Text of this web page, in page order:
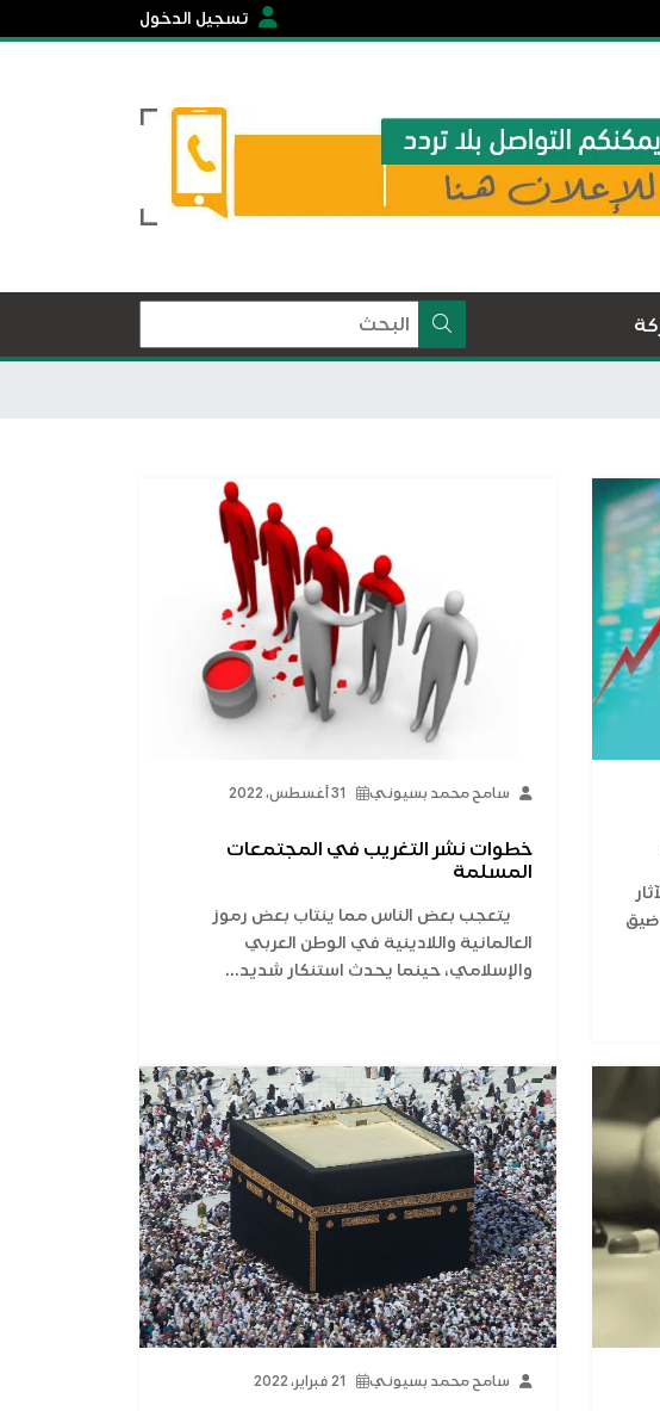
تسجيل الدخول
ضيق
سامح محمد بسيوني 31 أغسطس، 2022
خطوات نشر التغريب في المجتمعات
المسلمة
يتعجب بعض الناس مما ينتاب بعض رموز
العالمانية واللادينية في الوطن العربي
والإسلامي، حينما يحدث استنكار شديد...
سامح محمد بسيوني 21 فبراير، 2022